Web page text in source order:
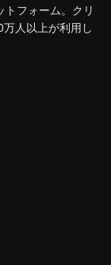
フォーム。クリ
人以上が利用し